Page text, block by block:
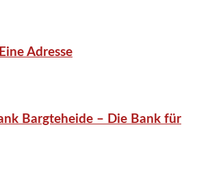
Adresse
Bargteheide – Die Bank für